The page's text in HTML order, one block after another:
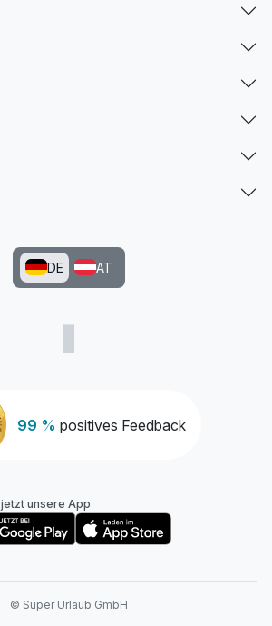
99 % positives Feedback
DE AT
unsere App
© Super Urlaub GmbH